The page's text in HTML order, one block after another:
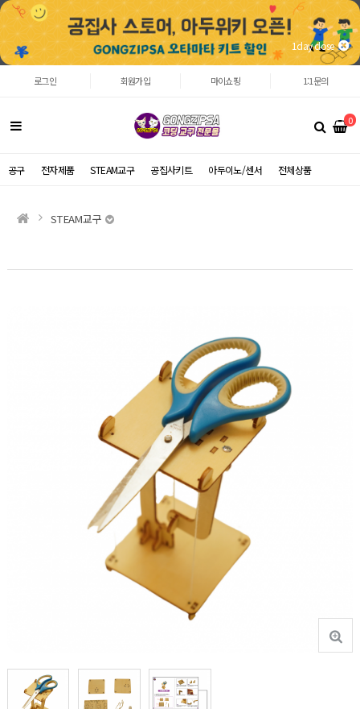
1day close
로그인 회원가입 마이쇼핑 1:1문의
0
공구 전자제품 STEAM교구 공집사키트 아두이노/센서 전체상품
STEAM교구